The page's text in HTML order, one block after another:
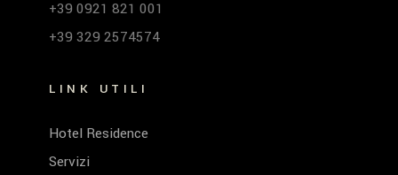
+39 0921 821 001
+39 329 2574574
LINK UTILI
Hotel Residence
Servizi